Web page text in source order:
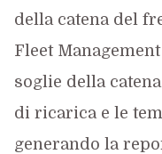
della catena del
Fleet
soglie della
di ricarica e le
generando la